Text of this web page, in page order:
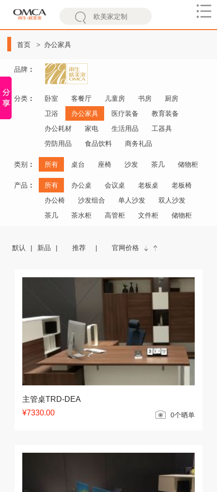
欧
首页 办公家具
品牌 ：
分类 ： 卧室 客餐厅 儿童房 书房
厨房
卫浴
办公家具 医疗装备
教育装备
办公耗材
家电 生活用品
工器具
劳防用品
食品饮料 商务礼品
类别 ： 所有 桌台 座椅 沙发 茶几 储物柜
产品 ： 所有 办公桌 会议桌 老板桌
老板椅
办公椅
沙发组合 单人沙发
双人沙发
茶几
茶水柜 高管柜 文件柜 储物柜
默认 新品 推荐 官网价格
主管桌TRD-DEA
¥7330.00
0个晒单